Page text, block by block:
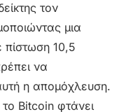
τον
μια
πίστωση 10,5
να
η απομόχλευση.
Bitcoin φτάνει